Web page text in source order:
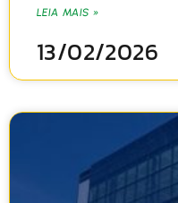
LEIA MAIS »
13/02/2026